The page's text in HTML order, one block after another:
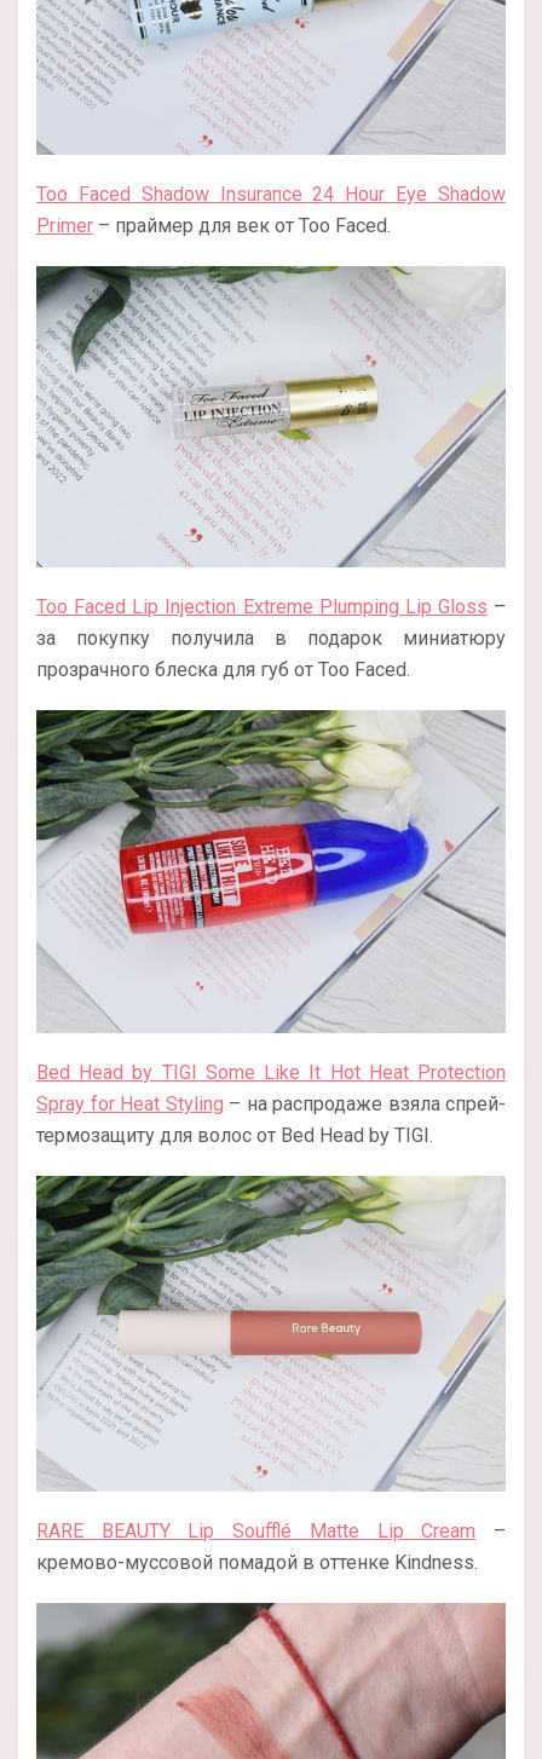
Too Faced Shadow Insurance 24 Hour Eye Shadow
Primer – праймер для век от Too Faced.
Too Faced Lip Injection Extreme Plumping Lip Gloss –
за покупку получила в подарок миниатюру
прозрачного блеска для губ от Too Faced.
Bed Head by TIGI Some Like It Hot Heat Protection
Spray for Heat Styling – на распродаже взяла спрей-
термозащиту для волос от Bed Head by TIGI.
RARE BEAUTY Lip Soufflé Matte Lip Cream –
кремово-муссовой помадой в оттенке Kindness.